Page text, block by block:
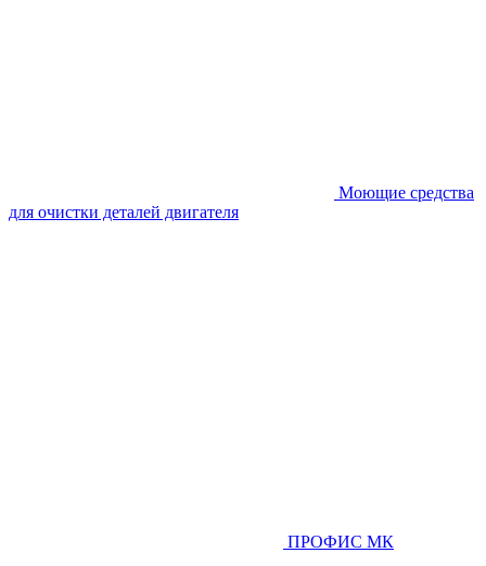
Моющие средства
для очистки деталей двигателя
ПРОФИС МК